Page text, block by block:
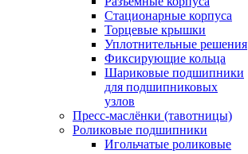
Стационарные корпуса
Торцевые крышки
Уплотнительные решения
Фиксирующие кольца
Шариковые подшипники
для подшипниковых
узлов
Пресс-маслёнки (тавотницы)
Роликовые подшипники
Игольчатые роликовые